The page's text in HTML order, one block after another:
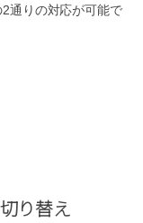
2通りの対応が可能で
り替え